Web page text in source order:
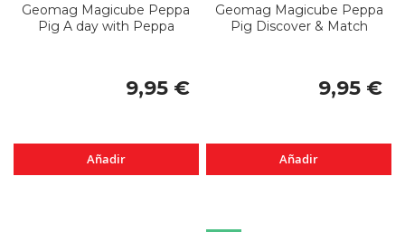
Geomag Magicube Peppa
Pig A day with Peppa
9,95 €
Añadir
Geomag Magicube Peppa
Pig Discover & Match
9,95 €
Añadir